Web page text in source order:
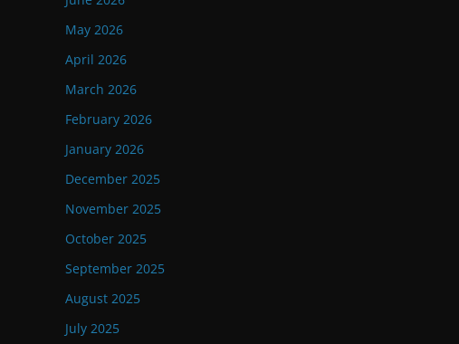
May 2026
April 2026
March 2026
February 2026
January 2026
December 2025
November 2025
October 2025
September 2025
August 2025
July 2025